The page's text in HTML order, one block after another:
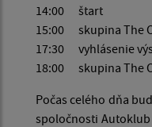
14:00 štart
15:00 skupina The
17:30 vyhlásenie
18:00 skupina The
Počas celého dňa
spoločnosti